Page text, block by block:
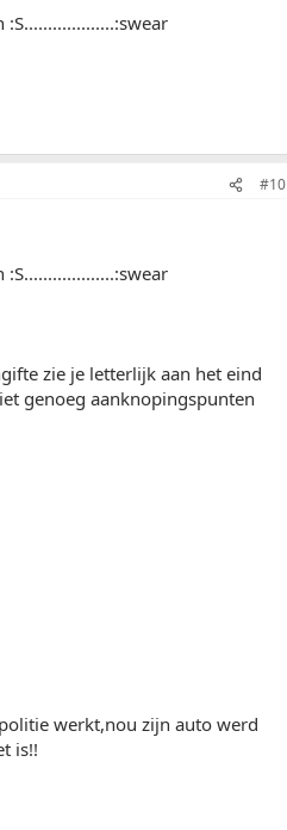
#10
zie je letterlijk aan het eind
genoeg aanknopingspunten
werkt,nou zijn auto werd
is!!